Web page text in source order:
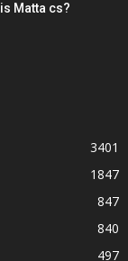
Matta cs?
3401
1847
847
840
497